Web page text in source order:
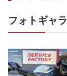
フォトギャ